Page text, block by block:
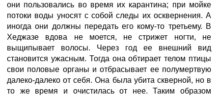
они пользовались во время их карантина; при мойке
потоки воды уносят с собой следы их осквернения. А
иногда они должны передать его кому-то третьему. В
Хеджазе вдова не моется, не стрижет ногти, не
выщипывает волосы. Через год ее внешний вид
становится ужасным. Тогда она обтирает телом птицы
свои половые органы и отбрасывает ее полумертвую
далеко-далеко от себя. Она была убита скверной, но в
то же время и очистилась от нее. Таким образом